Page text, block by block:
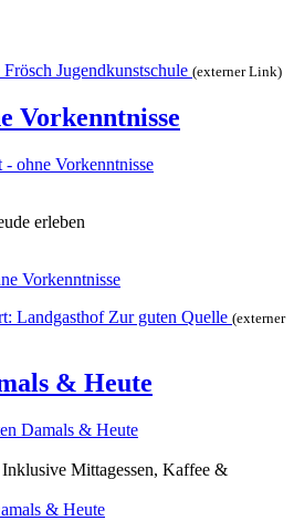
Jugendkunstschule (externer Link)
Vorkenntnisse
ohne Vorkenntnisse
erleben
Vorkenntnisse
Landgasthof Zur guten Quelle (externer
& Heute
Damals & Heute
Mittagessen, Kaffee &
& Heute